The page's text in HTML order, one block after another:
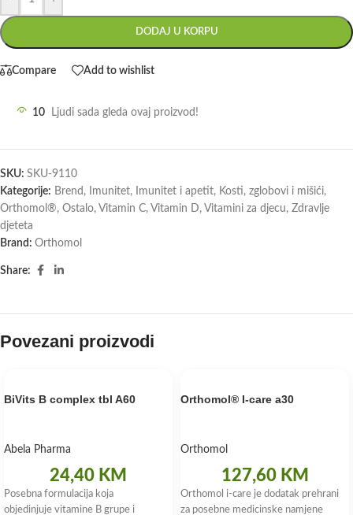
DODAJ U KORPU
Compare Add to wishlist
10 Ljudi sada gleda ovaj proizvod!
SKU: SKU-9110
Kategorije: Brend , Imunitet, Imunitet i apetit, Kosti, zglobovi i mišići,
Orthomol®, Ostalo, Vitamin C, Vitamin D, Vitamini za djecu, Zdravlje
djeteta
Brand: Orthomol
Share:
Povezani proizvodi
BiVits B complex tbl A60
Abela Pharma
24,40 KM
Posebna formulacija koja
objedinjuje vitamine B grupe i
Orthomol® I-care a30
Orthomol
127,60 KM
Orthomol i-care je dodatak prehrani
za posebne medicinske namjene